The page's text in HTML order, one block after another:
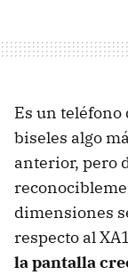
Es un
biseles algo
anterior, pero
dimensiones
respecto al
la pantalla